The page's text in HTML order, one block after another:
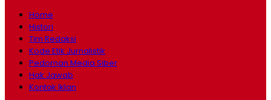
Home
Histori
Tim Redaksi
Kode Etik Jurnalistik
Pedoman Media Siber
Hak Jawab
Kontak Iklan